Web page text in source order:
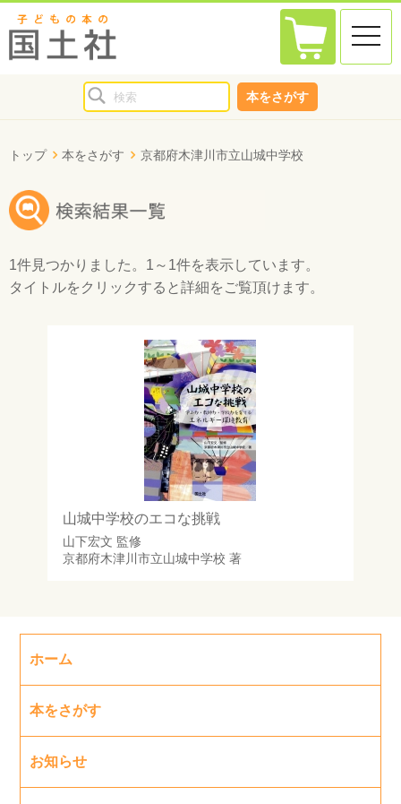
toggle
本をさがす
トップ 本をさがす 京都府木津川市立山城中学校
1件見つかりました。 1～1件を表示しています。
タイトルをクリックすると詳細をご覧頂けます。
山城中学校のエコな挑戦
山下宏文 監修
京都府木津川市立山城中学校 著
ホーム
本をさがす
お知らせ